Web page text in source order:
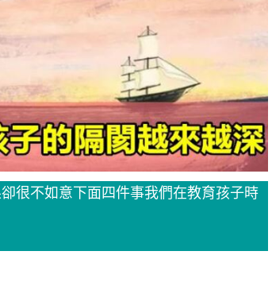
很不如意下面四件事我們在教育孩子時